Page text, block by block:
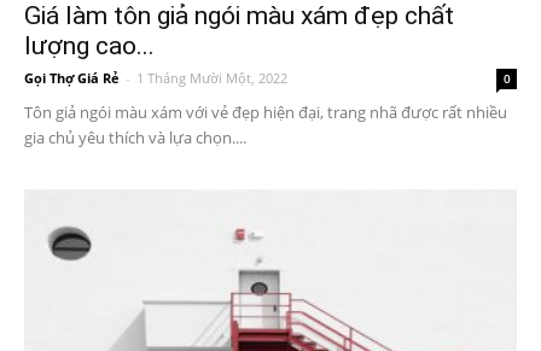
Giá làm tôn giả ngói màu xám đẹp chất
lượng cao...
Gọi Thợ Giá Rẻ - 1 Tháng Mười Một, 2022 0
Tôn giả ngói màu xám với vẻ đẹp hiện đại, trang nhã được rất nhiều
gia chủ yêu thích và lựa chọn....